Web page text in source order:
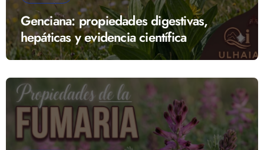
Genciana: propiedades digestivas,
hepáticas y evidencia científica